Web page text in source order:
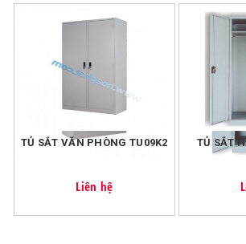
Miễn phí vận chuyển nội thành Thanh
Với đơn hàng <=200k, chúng tôi tính
TỦ SẮT VĂN PHÒNG TU09K2
Liên hệ
TỦ SẮT